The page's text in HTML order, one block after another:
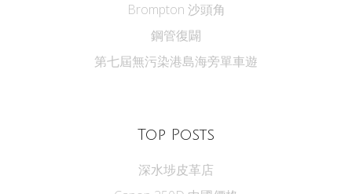
Brompton 沙頭角
鋼管復闢
第七屆無污染港島海旁單車遊
Top Posts
深水埗皮革店